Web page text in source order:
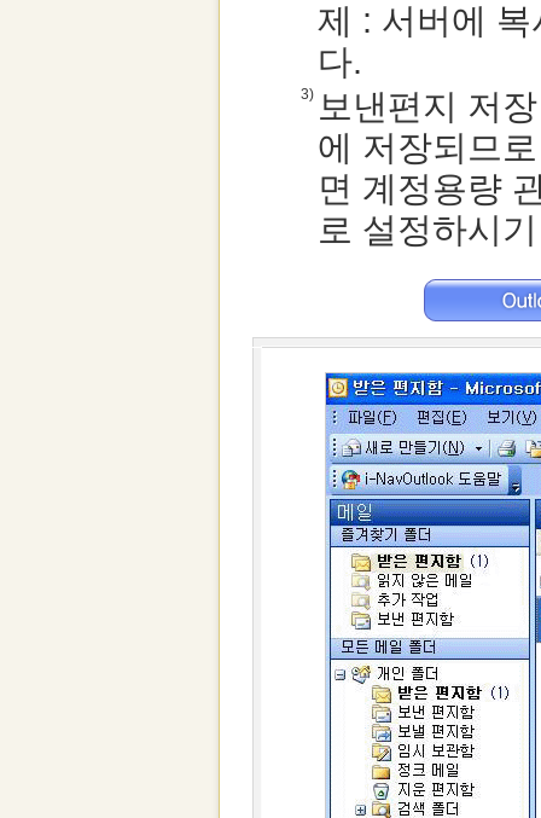
제 : 서버에
다.
3)
보낸편지 저
에 저장되므
면 계정용량
로 설정하시